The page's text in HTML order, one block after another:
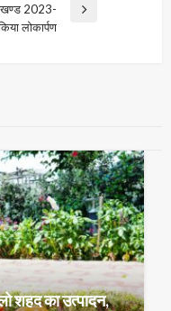
2023-
लोकार्पण
शहद का उत्पादन,